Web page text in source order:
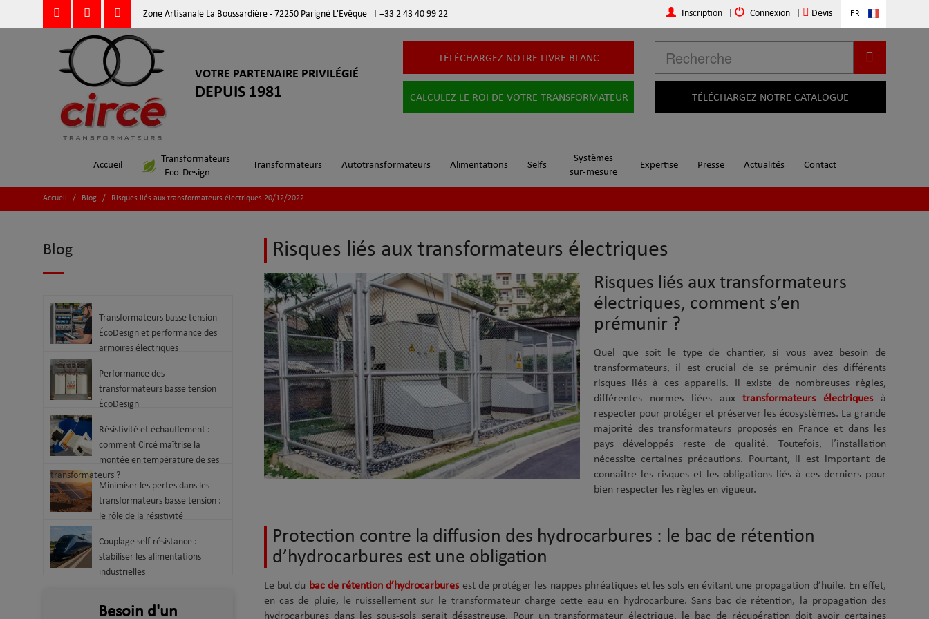
Zone Artisanale La Boussardière - 72250 Parigné L'Evêque +33 2 43 40 99 22 FR
Inscription Connexion Devis
VOTRE PARTENAIRE PRIVILÉGIÉ
DEPUIS 1981 TÉLÉCHARGEZ NOTRE CATALOGUE
TÉLÉCHARGEZ NOTRE LIVRE BLANC
CALCULEZ LE ROI DE VOTRE TRANSFORMATEUR
Accueil
Transformateurs
Eco-Design
Transformateurs Autotransformateurs Alimentations Selfs
Systèmes
sur-mesure
Expertise Presse Actualités Contact
Accueil / Blog / Risques liés aux transformateurs électriques 20/12/2022
Risques liés aux transformateurs électriques
Risques liés aux transformateurs
électriques, comment s’en
prémunir ?
Quel que soit le type de chantier, si vous avez besoin de
transformateurs, il est crucial de se prémunir des différents
risques liés à ces appareils. Il existe de nombreuses règles,
différentes normes liées auxtransformateurs électriquesà
respecter pour protéger et préserver les écosystèmes. La grande
majorité des transformateurs proposés en France et dans les
pays développés reste de qualité. Toutefois, l’installation
nécessite certaines précautions. Pourtant, il est important de
connaitre les risques et les obligations liés à ces derniers pour
bien respecter les règles en vigueur.
Protection contre la diffusion des hydrocarbures : le bac de rétention
d’hydrocarbures est une obligation
Le but du bac de rétention d’hydrocarburesest de protéger les nappes phréatiques et les sols en évitant une propagation d’huile. En effet,
en cas de pluie, le ruissellement sur le transformateur charge cette eau en hydrocarbure. Sans bac de rétention, la propagation des
hydrocarbures dans les sous-sols serait désastreuse. Pour un transformateur électrique, le bac de récupération doit avoir certaines
Blog
Transformateurs basse tension
ÉcoDesign et performance des
armoires électriques
Performance des
transformateurs basse tension
ÉcoDesign
Résistivité et échauffement :
comment Circé maîtrise la
montée en température de ses
transformateurs ?
Minimiser les pertes dans les
transformateurs basse tension :
le rôle de la résistivité
Couplage self-résistance :
stabiliser les alimentations
industrielles
Besoin d'un